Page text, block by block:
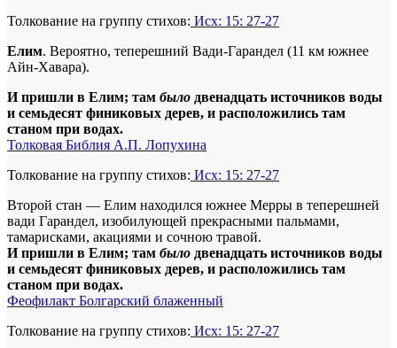
Толкование на группу стихов: Исх: 15: 27-27
Елим. Вероятно, теперешний Вади-Гарандел (11 км южнее
Айн-Хавара).
И пришли в Елим; там было двенадцать источников воды
и семьдесят финиковых дерев, и расположились там
станом при водах.
Толковая Библия А.П. Лопухина
Толкование на группу стихов: Исх: 15: 27-27
Второй стан — Елим находился южнее Мерры в теперешней
вади Гарандел, изобилующей прекрасными пальмами,
тамарисками, акациями и сочною травой.
И пришли в Елим; там было двенадцать источников воды
и семьдесят финиковых дерев, и расположились там
станом при водах.
Феофилакт Болгарский блаженный
Толкование на группу стихов: Исх: 15: 27-27